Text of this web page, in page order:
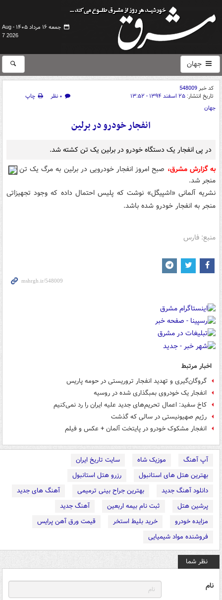
جمعه ۱۶ مرداد ۱۴۰۵ -
Aug
7 2026
جهان
کد خبر548009
تاریخ انتشار: ۲۵ اسفند ۱۳۹۴ - ۱۳:۵۲ ۰ نظر
چاپ
جهان
انفجار خودرو در برلین
در پی انفجار یک دستگاه خودرو در برلین یک تن کشته شد.
به گزارش مشرق، صبح امروز انفجار خودرویی در برلین به مرگ یک تن
منجر شد.
نشریه آلمانی «اشپیگل» نوشت که پلیس احتمال داده که وجود تجهیزاتی
منجر به انفجار خودرو شده باشد.
منبع: فارس
اخبار مرتبط
گروگان‌گیری و تهدید انفجار تروریستی در حومه پاریس
انفجار یک خودروی بمبگذاری شده در روسیه
کاخ سفید: اعمال تحریم‌های جدید علیه ایران را رد نمی‌کنیم
رژیم صهیونیستی در سالی که گذشت
انفجار مشکوک خودرو در پایتخت آلمان + عکس و فیلم
آپ آهنگ موزیک شاه
سایت تاریخ ایران
بهترین هتل های استانبول
رزرو هتل استانبول
دانلود آهنگ جدید
بهترین جراح بینی ترمیمی
آهنگ های جدید
پرشین هتل
ثبت نام بیمه اربعین
آهنگ جدید
مزایده خودرو
خرید بلیط استخر
قیمت ورق آهن پرایس
فروشنده مواد شیمیایی
نظر شما
نام